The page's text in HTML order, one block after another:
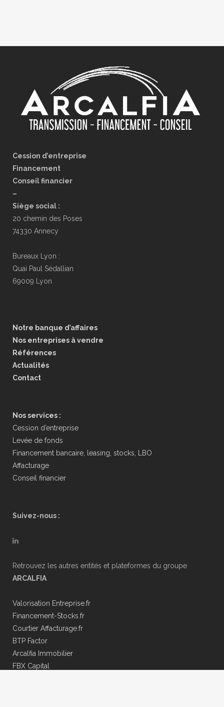
Cession d’entreprise
Financement
Conseil financier
–
Siège social :
20 chemin des Poses
74330 Annecy
Bureaux Lyon :
Quai Paul Sédallian
69009 Lyon
Notre banque d’affaires
Nos entreprises à vendre
Références
Actualités
Contact
Nos services :
Cession d’entreprise
Levée de fonds
Financement bancaire, leasing, stocks, LBO
Affacturage
Conseil financier
Suivez-nous :
Retrouvez les autres entités et plateformes du groupe
ARCALFIA
Valorisation Entreprise.fr
Financement-Stocks.fr
Courtier Affacturage.fr
BTP Factor
Arcalfia Immobilier
FBX Capital